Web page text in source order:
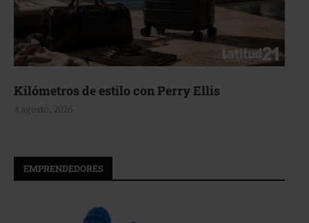
Kilómetros de estilo con Perry Ellis
4 agosto, 2026
EMPRENDEDORES